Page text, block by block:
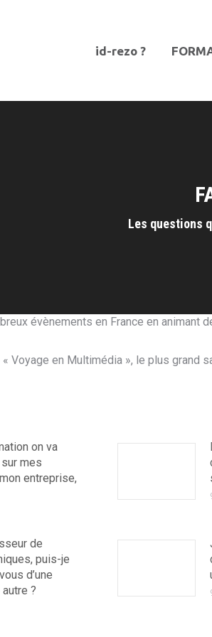
id-rezo ?
Les questions
évènements en France en
Voyage en Multimédia », le plus grand
on va
mes
entreprise,
de
puis-je
d’une
autre ?
id-rezo ?